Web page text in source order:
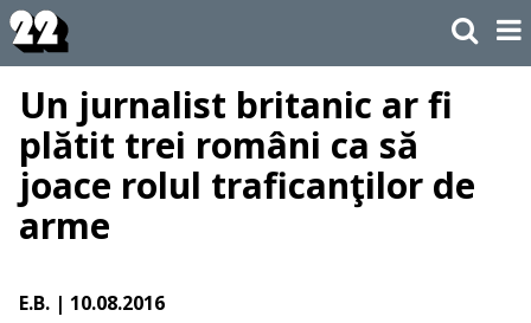
Un jurnalist britanic ar fi
plătit trei români ca să
joace rolul traficanţilor de
arme
E.B. | 10.08.2016